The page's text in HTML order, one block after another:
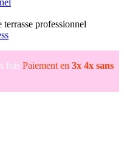
professionnel
Paiement en 3x 4x sans